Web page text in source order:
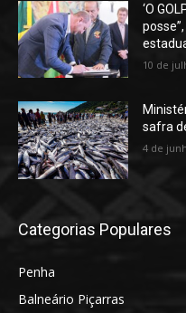
‘O
10 de
safra
4 de
Categorias Populares
Penha
Balneário Piçarras